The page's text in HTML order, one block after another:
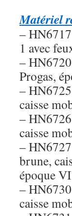
Matériel
–
1 avec
–
Progas,
–
caisse
–
caisse
–
brune,
époque
–
caisse